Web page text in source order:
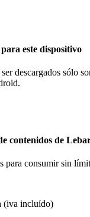
este dispositivo
descargados sólo
contenidos de
para consumir sin
(iva incluído)